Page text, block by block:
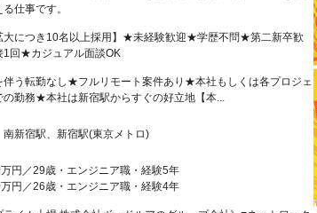
仕事です。
大につき10名以上採用】★未経験歓迎★学歴不問★第二新卒歓
回★カジュアル面談OK
う転勤なし★フルリモート案件あり★本社もしくは各プロジェ
の勤務★本社は新宿駅からすぐの好立地【本...
南新宿駅、新宿駅(東京メトロ)
円／29歳・エンジニア職・経験5年
円／26歳・エンジニア職・経験4年